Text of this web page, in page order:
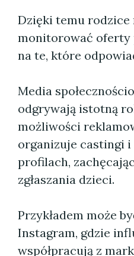
Dzięki temu rodzice
monitorować oferty
na te, które
Media
odgrywają istotną
możliwości
organizuje castingi
profilach,
zgłaszania dzieci.
Przykładem może
Instagram, gdzie
współpracują z